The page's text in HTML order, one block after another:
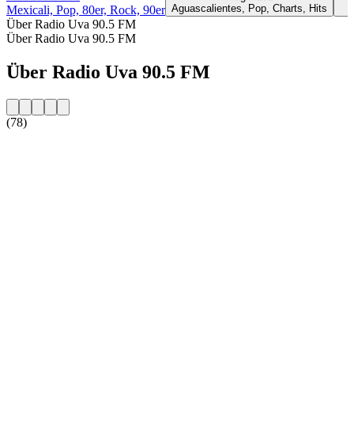
Mexicali, Pop, 80er, Rock, 90er Aguascalientes, Pop, Charts, Hits
Über Radio Uva 90.5 FM
Über Radio Uva 90.5 FM
Über Radio Uva 90.5 FM
(78)